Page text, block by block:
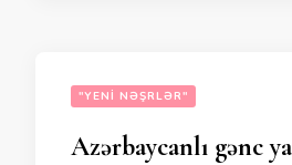
"YENI NƏŞRLƏR"
Azərbaycanlı gənc